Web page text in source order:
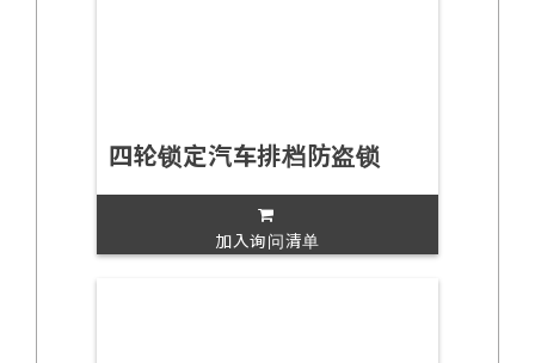
四轮锁定汽车排档防盗锁
加入询问清单